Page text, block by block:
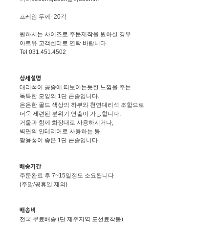
프레임 두께- 20각
원하시는 사이즈로 주문제작을 원하실 경우
아트유 고객센터로 연락 바랍니다.
Tel 031.451.4502
상세설명
대리석이 공중에 떠보이는듯한 느낌을 주는
독특한 모양의 1단 콘솔입니다.
은은한 골드 색상의 하부와 천연대리석 조합으로
더욱 세련된 분위기 연출이 가능합니다.
거울과 함께 화장대로 사용하시거나,
벽면의 인테리어로 사용하는 등
활용성이 좋은 1단 콘솔입니다.
배송기간
주문완료 후 7~15일정도 소요됩니다
(주말/공휴일 제외)
배송비
전국 무료배송 (단 제주지역 도선료착불)